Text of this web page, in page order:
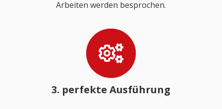
Arbeiten werden besprochen.
3. perfekte Ausführung